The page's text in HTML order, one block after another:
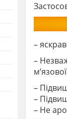
–
–
–
–
– Не